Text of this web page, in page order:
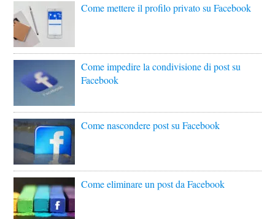
Come mettere il profilo privato su Facebook
Come impedire la condivisione di post su
Facebook
Come nascondere post su Facebook
Come eliminare un post da Facebook